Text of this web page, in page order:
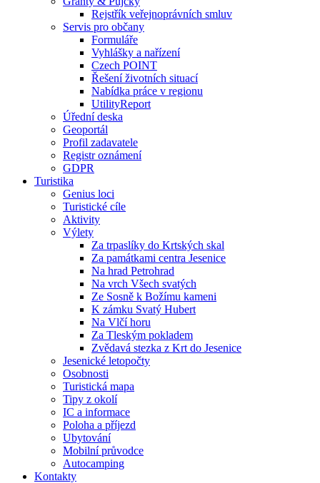
Rejstřík veřejnoprávních smluv
Servis pro občany
Formuláře
Vyhlášky a nařízení
Czech POINT
Řešení životních situací
Nabídka práce v regionu
UtilityReport
Úřední deska
Geoportál
Profil zadavatele
Registr oznámení
GDPR
Turistika
Genius loci
Turistické cíle
Aktivity
Výlety
Za trpaslíky do Krtských skal
Za památkami centra Jesenice
Na hrad Petrohrad
Na vrch Všech svatých
Ze Sosně k Božímu kameni
K zámku Svatý Hubert
Na Vlčí horu
Za Tleským pokladem
Zvědavá stezka z Krt do Jesenice
Jesenické letopočty
Osobnosti
Turistická mapa
Tipy z okolí
IC a informace
Poloha a příjezd
Ubytování
Mobilní průvodce
Autocamping
Kontakty